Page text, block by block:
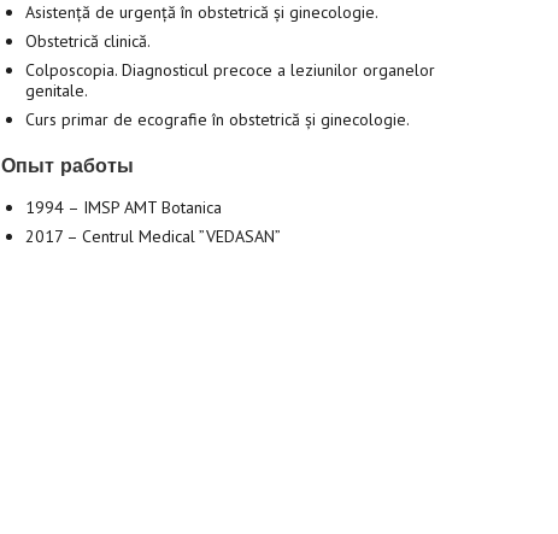
Asistență de urgență în obstetrică și ginecologie.
Obstetrică clinică.
Colposcopia. Diagnosticul precoce a leziunilor organelor
genitale.
Curs primar de ecografie în obstetrică și ginecologie.
Опыт работы
1994 – IMSP AMT Botanica
2017 – Centrul Medical ”VEDASAN”